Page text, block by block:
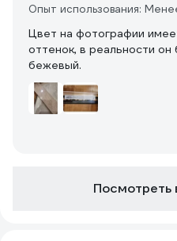
Опыт использования:
Цвет на фотографии
оттенок, в реальности он
бежевый.
Посмотреть